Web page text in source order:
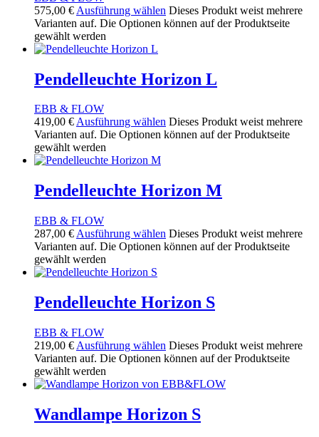
575,00 € Ausführung wählen Dieses Produkt weist mehrere
Varianten auf. Die Optionen können auf der Produktseite
gewählt werden
Pendelleuchte Horizon L
EBB & FLOW
419,00 €Ausführung wählen Dieses Produkt weist mehrere
Varianten auf. Die Optionen können auf der Produktseite
gewählt werden
Pendelleuchte Horizon M
EBB & FLOW
287,00 € Ausführung wählen Dieses Produkt weist mehrere
Varianten auf. Die Optionen können auf der Produktseite
gewählt werden
Pendelleuchte Horizon S
EBB & FLOW
219,00 € Ausführung wählen Dieses Produkt weist mehrere
Varianten auf. Die Optionen können auf der Produktseite
gewählt werden
Wandlampe Horizon S